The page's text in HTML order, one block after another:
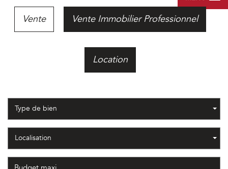
Vente Vente Immobilier Professionnel
Location
Type de bien
Localisation